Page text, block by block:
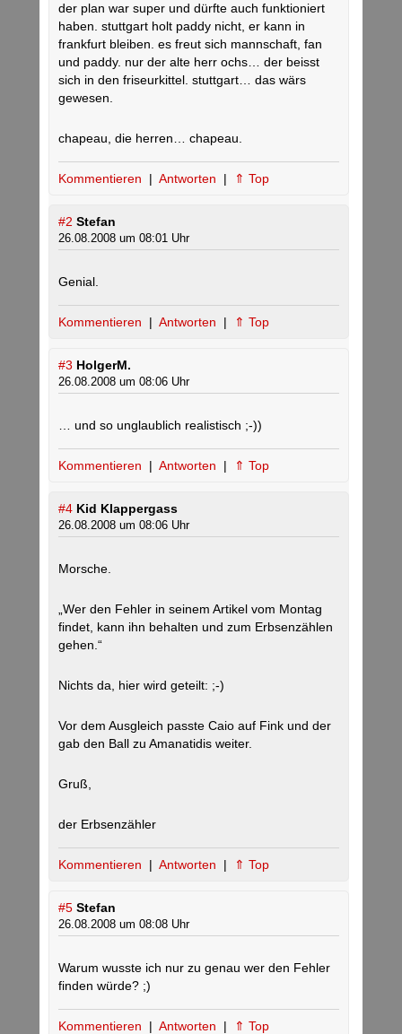
der plan war super und dürfte auch funktioniert
haben. stuttgart holt paddy nicht, er kann in
frankfurt bleiben. es freut sich mannschaft, fan
und paddy. nur der alte herr ochs… der beisst
sich in den friseurkittel. stuttgart… das wärs
gewesen.
chapeau, die herren… chapeau.
Kommentieren | Antworten | ⇑ Top
#2 Stefan
26.08.2008 um 08:01 Uhr
Genial.
Kommentieren | Antworten | ⇑ Top
#3 HolgerM.
26.08.2008 um 08:06 Uhr
… und so unglaublich realistisch ;-))
Kommentieren | Antworten | ⇑ Top
#4 Kid Klappergass
26.08.2008 um 08:06 Uhr
Morsche.
„Wer den Fehler in seinem Artikel vom Montag
findet, kann ihn behalten und zum Erbsenzählen
gehen.“
Nichts da, hier wird geteilt: ;-)
Vor dem Ausgleich passte Caio auf Fink und der
gab den Ball zu Amanatidis weiter.
Gruß,
der Erbsenzähler
Kommentieren | Antworten | ⇑ Top
#5 Stefan
26.08.2008 um 08:08 Uhr
Warum wusste ich nur zu genau wer den Fehler
finden würde? ;)
Kommentieren | Antworten | ⇑ Top